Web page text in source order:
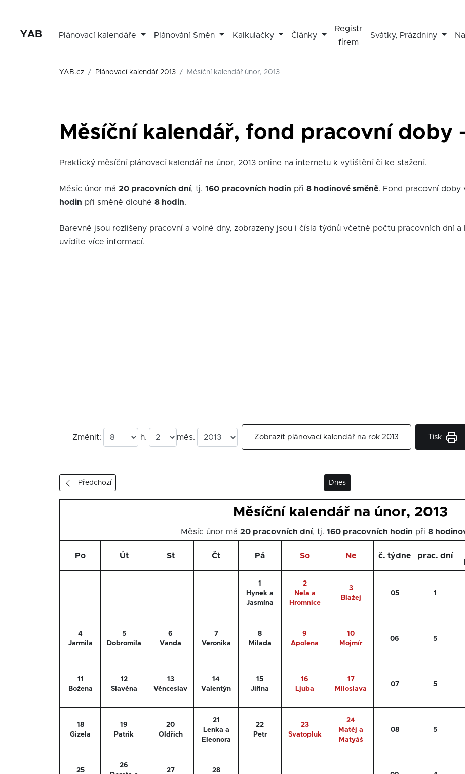
YAB Plánovací kalendáře Plánování Směn Kalkulačky Články
Registr
firem
Svátky, Prázdniny
YAB.cz Plánovací kalendář 2013 Měsíční kalendář únor, 2013
Měsíční kalendář, fond pracovní doby
Praktický měsíční plánovací kalendář na únor, 2013 online na internetu k vytištění či ke stažení.
Měsíc únor má 20 pracovních dní, tj. 160 pracovních hodin při 8 hodinové směně. Fond pracovní doby
hodin při směně dlouhé 8 hodin.
Barevně jsou rozlišeny pracovní a volné dny, zobrazeny jsou i čísla týdnů včetně počtu pracovních dní
uvídíte více informací.
Změnit: h. měs. Zobrazit plánovací kalendář na rok 2013 Tisk
Předchozí Dnes
Měsíční kalendář na únor, 2013
Měsíc únor má 20 pracovních dní, tj. 160 pracovních hodin při 8
Po Út St Čt Pá So Ne č. týdne prac. dní
1
Hynek a
Jasmína
2
Nela a
Hromnice
3
Blažej
05 1
4
Jarmila
5
Dobromila
6
Vanda
7
Veronika
8
Milada
9
Apolena
10
Mojmír
06 5
11
Božena
12
Slavěna
13
Věnceslav
14
Valentýn
15
Jiřina
16
Ljuba
17
Miloslava
07 5
18
Gizela
19
Patrik
20
Oldřich
21
Lenka a
Eleonora
22
Petr
23
Svatopluk
24
Matěj a
Matyáš
08 5
25
26
27
28